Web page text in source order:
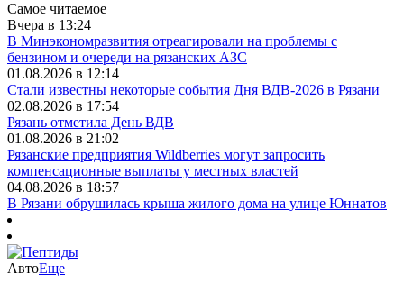
Самое читаемое
Вчера в 13:24
В Минэкономразвития отреагировали на проблемы с
бензином и очереди на рязанских АЗС
01.08.2026 в 12:14
Стали известны некоторые события Дня ВДВ-2026 в Рязани
02.08.2026 в 17:54
Рязань отметила День ВДВ
01.08.2026 в 21:02
Рязанские предприятия Wildberries могут запросить
компенсационные выплаты у местных властей
04.08.2026 в 18:57
В Рязани обрушилась крыша жилого дома на улице Юннатов
АвтоЕще